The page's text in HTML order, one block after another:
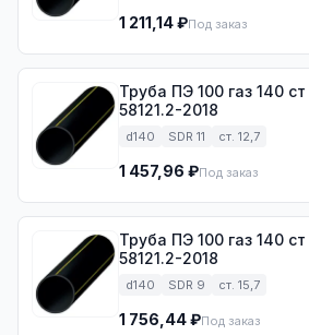
1 211,14 ₽Под заказ
Труба ПЭ 100 газ 140
58121.2-2018
d140 SDR 11 ст. 12,7
1 457,96 ₽Под заказ
Труба ПЭ 100 газ 140
58121.2-2018
d140 SDR 9 ст. 15,7
1 756,44 ₽Под заказ